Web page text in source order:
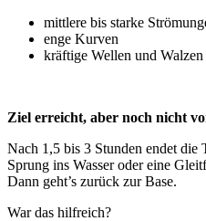
mittlere bis starke
enge Kurven
kräftige Wellen und Walzen
Ziel erreicht, aber noch nicht
Nach 1,5 bis 3 Stunden endet die
Sprung ins Wasser oder eine
Dann geht’s zurück zur Base.
War das hilfreich?